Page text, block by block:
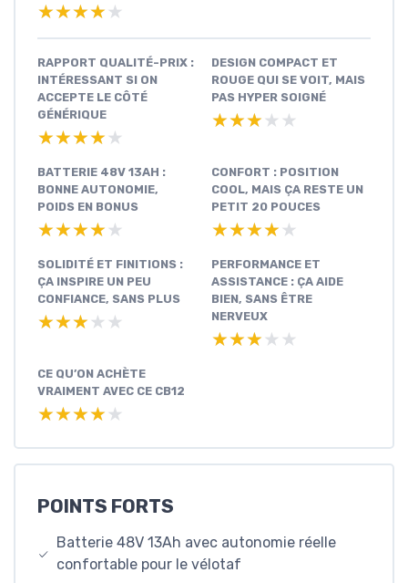
★★★★★
★★★★★
RAPPORT QUALITÉ-PRIX :
INTÉRESSANT SI ON
ACCEPTE LE CÔTÉ
GÉNÉRIQUE
★★★★★
★★★★★
DESIGN COMPACT ET
ROUGE QUI SE VOIT, MAIS
PAS HYPER SOIGNÉ
★★★★★
★★★★★
BATTERIE 48V 13AH :
BONNE AUTONOMIE,
POIDS EN BONUS
★★★★★
★★★★★
CONFORT : POSITION
COOL, MAIS ÇA RESTE UN
PETIT 20 POUCES
★★★★★
★★★★★
SOLIDITÉ ET FINITIONS :
ÇA INSPIRE UN PEU
CONFIANCE, SANS PLUS
★★★★★
★★★★★
PERFORMANCE ET
ASSISTANCE : ÇA AIDE
BIEN, SANS ÊTRE
NERVEUX
★★★★★
★★★★★
CE QU’ON ACHÈTE
VRAIMENT AVEC CE CB12
★★★★★
★★★★★
POINTS FORTS
Batterie 48V 13Ah avec autonomie réelle
confortable pour le vélotaf